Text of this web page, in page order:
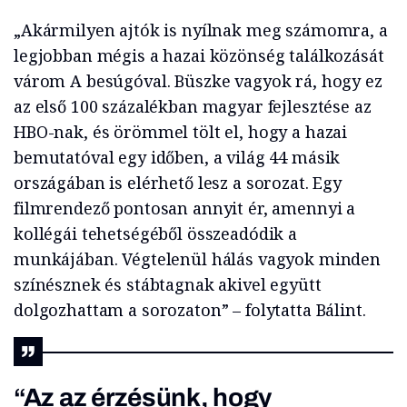
„Akármilyen ajtók is nyílnak meg számomra, a
legjobban mégis a hazai közönség találkozását
várom A besúgóval. Büszke vagyok rá, hogy ez
az első 100 százalékban magyar fejlesztése az
HBO-nak, és örömmel tölt el, hogy a hazai
bemutatóval egy időben, a világ 44 másik
országában is elérhető lesz a sorozat. Egy
filmrendező pontosan annyit ér, amennyi a
kollégái tehetségéből összeadódik a
munkájában. Végtelenül hálás vagyok minden
színésznek és stábtagnak akivel együtt
dolgozhattam a sorozaton” – folytatta Bálint.
“Az az érzésünk, hogy